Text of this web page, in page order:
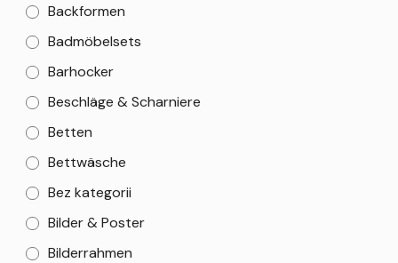
Backformen
Badmöbelsets
Barhocker
Beschläge & Scharniere
Betten
Bettwäsche
Bez kategorii
Bilder & Poster
Bilderrahmen